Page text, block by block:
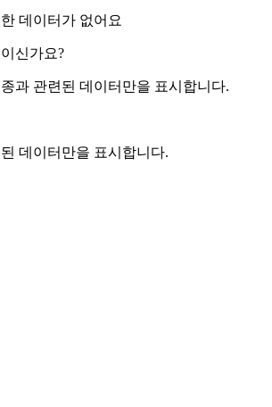
데이터가 없어요
신가요?
과 관련된 데이터만을 표시합니다.
데이터만을 표시합니다.